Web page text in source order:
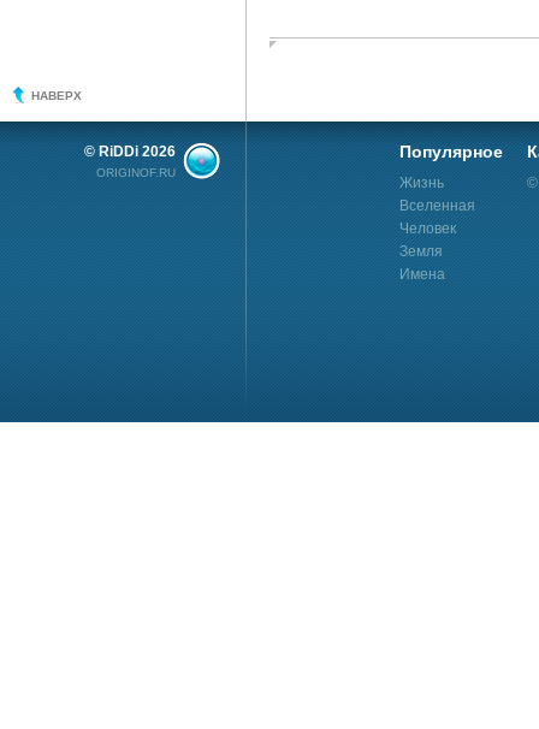
НАВЕРХ
© RiDDi 2026
ORIGINOF.RU
Популярное
Жизнь
Вселенная
Человек
Земля
Имена
©